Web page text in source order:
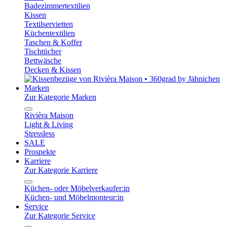
Badezimmertextilien
Kissen
Textilservietten
Küchentextilien
Taschen & Koffer
Tischtücher
Bettwäsche
Decken & Kissen
Marken
Zur Kategorie Marken
Rivièra Maison
Light & Living
Stressless
SALE
Prospekte
Karriere
Zur Kategorie Karriere
Küchen- oder Möbelverkaufer:in
Küchen- und Möbelmonteur:in
Service
Zur Kategorie Service